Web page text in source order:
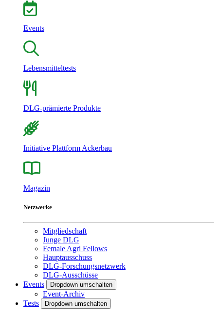
Events
Lebensmitteltests
DLG-prämierte Produkte
Initiative Plattform Ackerbau
Magazin
Netzwerke
Mitgliedschaft
Junge DLG
Female Agri Fellows
Hauptausschuss
DLG-Forschungsnetzwerk
DLG-Ausschüsse
Events
Dropdown umschalten
Event-Archiv
Tests
Dropdown umschalten